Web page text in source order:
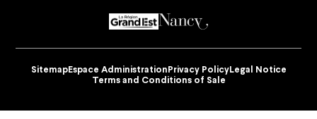
SitemapEspace AdministrationPrivacy PolicyLegal Notice
Terms and Conditions of Sale
Professional AreaJob offersPress AreaPublic contracts
Contact Subscribe to our newsletter!
Youtube
Linkedin
Facebook
Instagram
Vimeo